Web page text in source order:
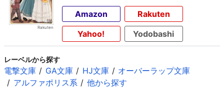
Amazon
Rakuten
Yahoo!
Yodobashi
レーベルから探す
電撃文庫 GA文庫 HJ文庫
オーバーラップ文庫
アルファポリス系
他から探す